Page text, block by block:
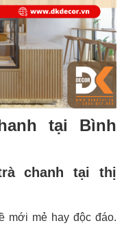
tại Bình
chanh tại thị
mới mẻ hay độc đáo.